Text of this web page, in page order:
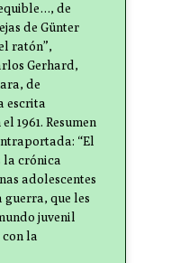
de
de Günter
ratón”,
Gerhard,
de
escrita
1961. Resumen
“El
la crónica
adolescentes
que les
juvenil
la